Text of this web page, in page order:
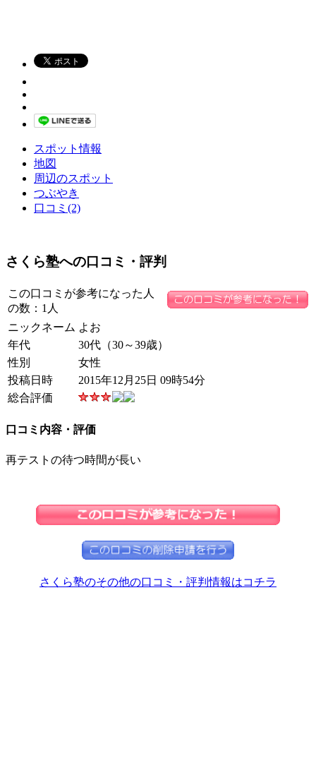
スポット情報
地図
周辺のスポット
つぶやき
口コミ(2)
さくら塾への口コミ・評判
この口コミが参考になった人
の数：1人
ニックネーム よお
年代
30代（30～39歳）
性別
女性
投稿日時
2015年12月25日 09時54分
総合評価
口コミ内容・評価
再テストの待つ時間が長い
さくら塾のその他の口コミ・評判情報はコチラ